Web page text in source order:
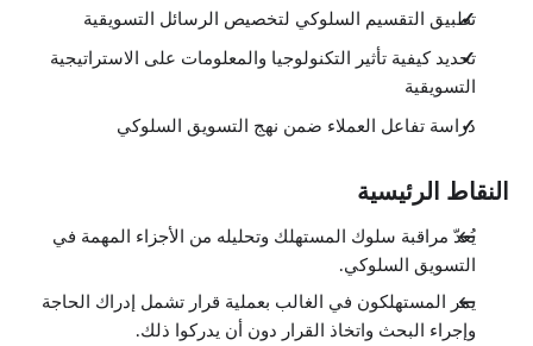
تطبيق التقسيم السلوكي لتخصيص الرسائل التسويقية
تحديد كيفية تأثير التكنولوجيا والمعلومات على الاستراتيجية
التسويقية
دراسة تفاعل العملاء ضمن نهج التسويق السلوكي
النقاط الرئيسية
يُعدّ مراقبة سلوك المستهلك وتحليله من الأجزاء المهمة في
التسويق السلوكي.
يمر المستهلكون في الغالب بعملية قرار تشمل إدراك الحاجة
وإجراء البحث واتخاذ القرار دون أن يدركوا ذلك.